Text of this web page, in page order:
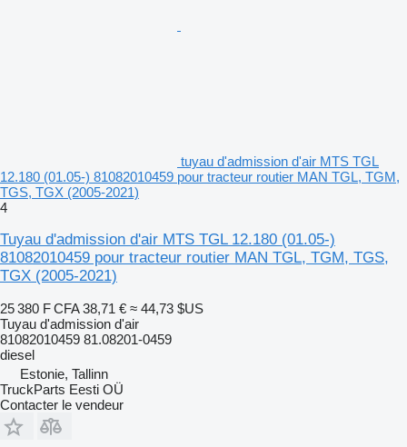
tuyau d'admission d'air MTS TGL
12.180 (01.05-) 81082010459 pour tracteur routier MAN TGL, TGM,
TGS, TGX (2005-2021)
4
Tuyau d'admission d'air MTS TGL 12.180 (01.05-)
81082010459 pour tracteur routier MAN TGL, TGM, TGS,
TGX (2005-2021)
25 380 F CFA 38,71 € ≈ 44,73 $US
Tuyau d'admission d'air
81082010459 81.08201-0459
diesel
Estonie, Tallinn
TruckParts Eesti OÜ
Contacter le vendeur